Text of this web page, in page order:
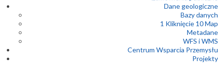
Dane geologiczne
Bazy danych
1 Kliknięcie 10 Map
Metadane
WFS i WMS
Centrum Wsparcia Przemysłu
Projekty